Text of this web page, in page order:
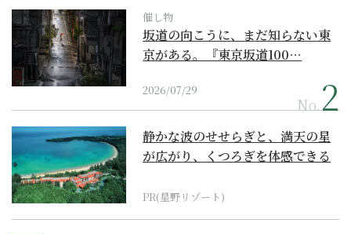
催し物
坂道の向こうに、まだ知らない東
京がある。『東京坂道100…
2026/07/29
No.
静かな波のせせらぎと、満天の星
が広がり、くつろぎを体感できる
PR(星野リゾート)